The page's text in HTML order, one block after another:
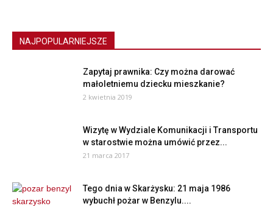
NAJPOPULARNIEJSZE
Zapytaj prawnika: Czy można darować
małoletniemu dziecku mieszkanie?
2 kwietnia 2019
Wizytę w Wydziale Komunikacji i Transportu
w starostwie można umówić przez...
21 marca 2017
Tego dnia w Skarżysku: 21 maja 1986
wybuchł pożar w Benzylu....